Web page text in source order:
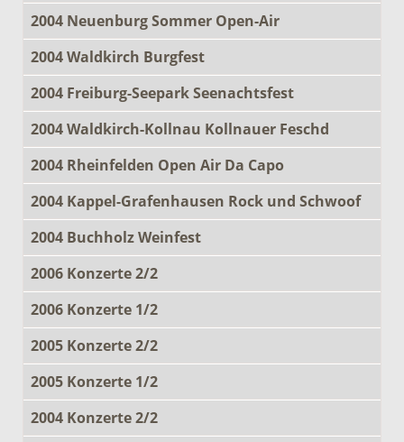
2004 Neuenburg Sommer Open-Air
2004 Waldkirch Burgfest
2004 Freiburg-Seepark Seenachtsfest
2004 Waldkirch-Kollnau Kollnauer Feschd
2004 Rheinfelden Open Air Da Capo
2004 Kappel-Grafenhausen Rock und Schwoof
2004 Buchholz Weinfest
2006 Konzerte 2/2
2006 Konzerte 1/2
2005 Konzerte 2/2
2005 Konzerte 1/2
2004 Konzerte 2/2